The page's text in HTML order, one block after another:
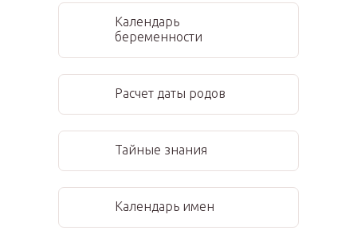
Календарь
беременности
Расчет даты родов
Тайные знания
Календарь имен